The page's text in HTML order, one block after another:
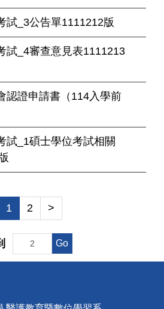
試_3公告單1111212版
試_4審查意見表1111213
認證申請書（114入學前
試_1碩士學位考試相關
1 2 >
Go